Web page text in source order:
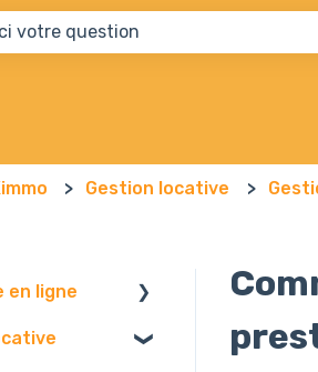
Gestion locative
en ligne